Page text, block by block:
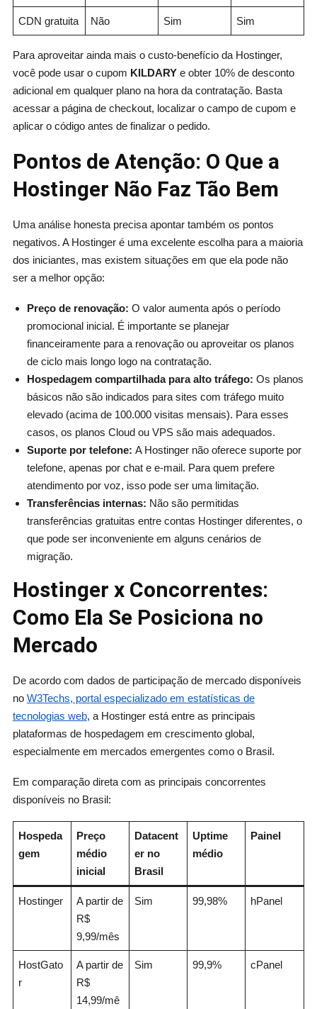
CDN gratuita Não Sim Sim
Para aproveitar ainda mais o custo-benefício da Hostinger,
você pode usar o cupom KILDARYe obter 10% de desconto
adicional em qualquer plano na hora da contratação. Basta
acessar a página de checkout, localizar o campo de cupom e
aplicar o código antes de finalizar o pedido.
Pontos de Atenção: O Que a
Hostinger Não Faz Tão Bem
Uma análise honesta precisa apontar também os pontos
negativos. A Hostinger é uma excelente escolha para a maioria
dos iniciantes, mas existem situações em que ela pode não
ser a melhor opção:
Preço de renovação: O valor aumenta após o período
promocional inicial. É importante se planejar
financeiramente para a renovação ou aproveitar os planos
de ciclo mais longo logo na contratação.
Hospedagem compartilhada para alto tráfego: Os planos
básicos não são indicados para sites com tráfego muito
elevado (acima de 100.000 visitas mensais). Para esses
casos, os planos Cloud ou VPS são mais adequados.
Suporte por telefone: A Hostinger não oferece suporte por
telefone, apenas por chat e e-mail. Para quem prefere
atendimento por voz, isso pode ser uma limitação.
Transferências internas: Não são permitidas
transferências gratuitas entre contas Hostinger diferentes, o
que pode ser inconveniente em alguns cenários de
migração.
Hostinger x Concorrentes:
Como Ela Se Posiciona no
Mercado
De acordo com dados de participação de mercado disponíveis
no W3Techs, portal especializado em estatísticas de
tecnologias web, a Hostinger está entre as principais
plataformas de hospedagem em crescimento global,
especialmente em mercados emergentes como o Brasil.
Em comparação direta com as principais concorrentes
disponíveis no Brasil:
Hospeda
gem
Preço
médio
inicial
Datacent
er no
Brasil
Uptime
médio
Painel
Hostinger
A partir de
R$
9,99/mês
Sim 99,98% hPanel
HostGato
r
A partir de
R$
14,99/mê
Sim 99,9% cPanel